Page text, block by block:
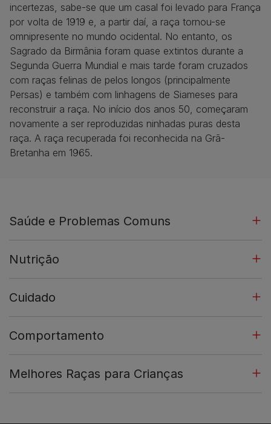
incertezas, sabe-se que um casal foi levado para França
por volta de 1919 e, a partir daí, a raça tornou-se
omnipresente no mundo ocidental. No entanto, os
Sagrado da Birmânia foram quase extintos durante a
Segunda Guerra Mundial e mais tarde foram cruzados
com raças felinas de pelos longos (principalmente
Persas) e também com linhagens de Siameses para
reconstruir a raça. No início dos anos 50, começaram
novamente a ser reproduzidas ninhadas puras desta
raça. A raça recuperada foi reconhecida na Grã-
Bretanha em 1965.
Saúde e Problemas Comuns
Nutrição
Cuidado
Comportamento
Melhores Raças para Crianças